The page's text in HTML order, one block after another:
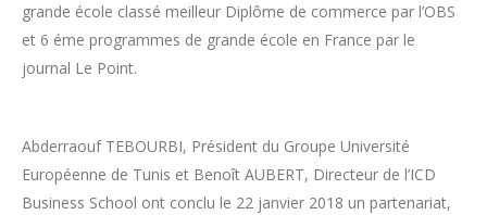
grande école classé meilleur Diplôme de commerce par l’OBS
et 6 éme programmes de grande école en France par le
journal Le Point.
Abderraouf TEBOURBI, Président du Groupe Université
Européenne de Tunis et Benoît AUBERT, Directeur de l’ICD
Business School ont conclu le 22 janvier 2018 un partenariat,